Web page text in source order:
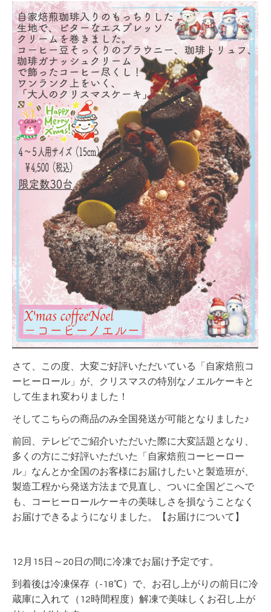
さて、この度、大変ご好評いただいている「自家焙煎コ
ーヒーロール」が、クリスマスの特別なノエルケーキと
して生まれ変わりました！
そしてこちらの商品のみ全国発送が可能となりました♪
前回、テレビでご紹介いただいた際に大変話題となり、
多くの方にご好評いただいた「自家焙煎コーヒーロー
ル」なんとか全国のお客様にお届けしたいと製造班が、
製造工程から発送方法まで見直し、ついに全国どこへで
も、コーヒーロールケーキの美味しさを損なうことなく
お届けできるようになりました。【お届けについて】
12月15日～20日の間に冷凍でお届け予定です。
到着後は冷凍保存（-18℃）で、お召し上がりの前日に冷
蔵庫に入れて（12時間程度）解凍で美味しくお召し上が